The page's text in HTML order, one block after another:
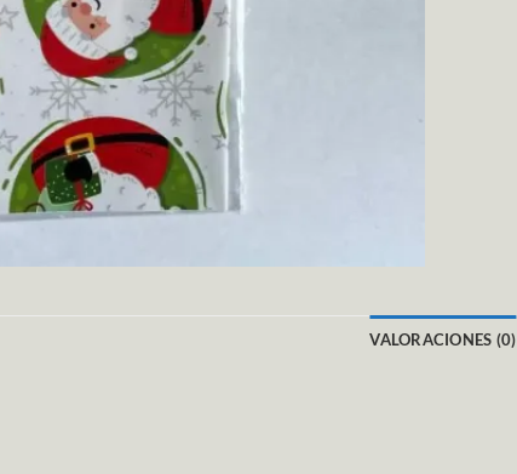
VALORACIONES (0)